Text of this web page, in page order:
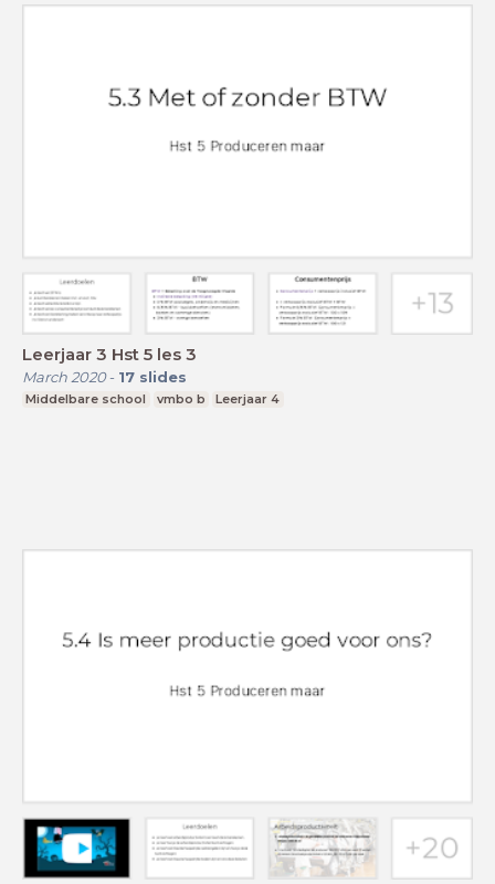
Leerjaar 3 Hst 5 les 3
March 2020- 17 slides
Middelbare school vmbo b Leerjaar 4